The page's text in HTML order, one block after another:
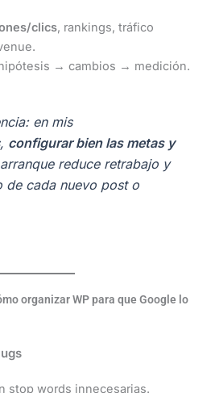
clics, rankings, tráfico
→ cambios → medición.
en mis
configurar bien las metas y
reduce retrabajo y
de cada nuevo post o
organizar WP para que Google lo
stop words innecesarias.